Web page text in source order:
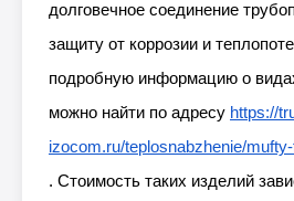
долговечное соединение
защиту от коррозии и
подробную информацию о
можно найти по адресу https://
izocom.ru/teplosnabzhenie/
. Стоимость таких изделий